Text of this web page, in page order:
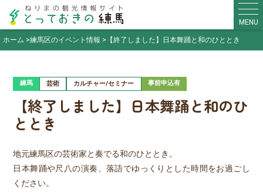
MENU
ホーム
練馬区のイベント情報 【終了しました】日本舞踊と和のひととき
練馬 芸術 カルチャー/セミナー 事前申込有
【終了しました】日本舞踊と和のひ
ととき
地元練馬区の芸術家と奏でる和のひととき。
日本舞踊や尺八の演奏、落語でゆっくりとした時間をお過ごし
ください。